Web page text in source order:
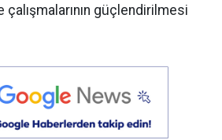
güçlendirilmesi